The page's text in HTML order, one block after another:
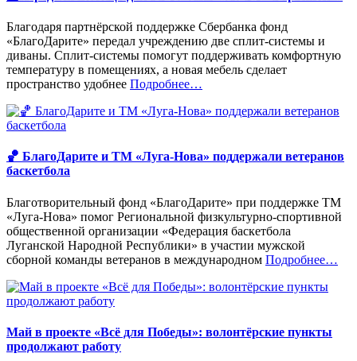
Благодаря партнёрской поддержке Сбербанка фонд
«БлагоДарите» передал учреждению две сплит-системы и
диваны. Сплит-системы помогут поддерживать комфортную
температуру в помещениях, а новая мебель сделает
пространство удобнее Подробнее«%s»
…
🏀 БлагоДарите и ТМ «Луга-Нова» поддержали ветеранов
баскетбола
Благотворительный фонд «БлагоДарите» при поддержке ТМ
«Луга-Нова» помог Региональной физкультурно-спортивной
общественной организации «Федерация баскетбола
Луганской Народной Республики» в участии мужской
сборной команды ветеранов в международном Подробнее«%s»
…
Май в проекте «Всё для Победы»: волонтёрские пункты
продолжают работу